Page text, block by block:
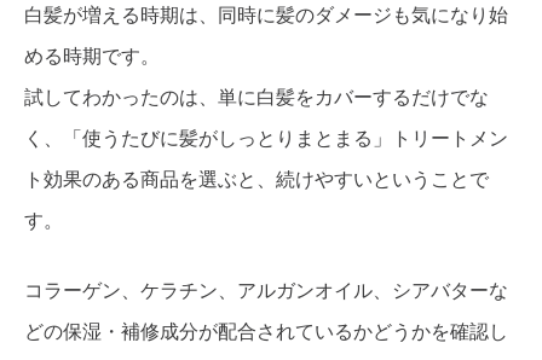
白髪が増える時期は、同時に髪のダメージも気になり始
める時期です。
試してわかったのは、単に白髪をカバーするだけでな
く、「使うたびに髪がしっとりまとまる」トリートメン
ト効果のある商品を選ぶと、続けやすいということで
す。
コラーゲン、ケラチン、アルガンオイル、シアバターな
どの保湿・補修成分が配合されているかどうかを確認し